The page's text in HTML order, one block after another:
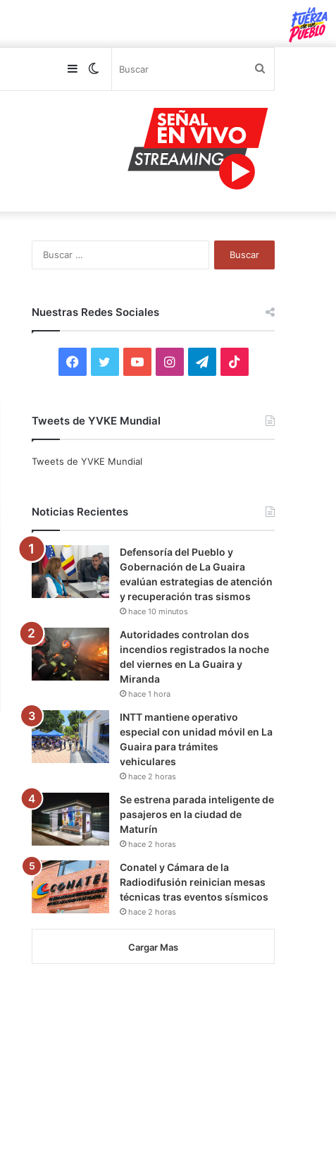
Switch
Sidebar
Nuestras Redes Sociales
F
c
o
k
i
r
Y
u
e
I
r
a
m
T
a
m
Tweets de YVKE Mundial
Tweets de YVKE Mundial
Noticias Recientes
Defensoría del Pueblo y
Gobernación de La Guaira
evalúan estrategias de atención
y recuperación tras sismos
hace 10 minutos
Autoridades controlan dos
incendios registrados la noche
del viernes en La Guaira y
Miranda
hace 1 hora
INTT mantiene operativo
especial con unidad móvil en La
Guaira para trámites
vehiculares
hace 2 horas
Se estrena parada inteligente de
pasajeros en la ciudad de
Maturín
hace 2 horas
Conatel y Cámara de la
Radiodifusión reinician mesas
técnicas tras eventos sísmicos
hace 2 horas
Cargar Mas